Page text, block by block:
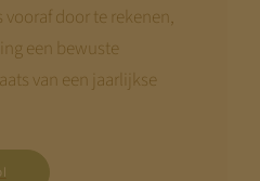
vooraf door te rekenen,
een bewuste
van een jaarlijkse